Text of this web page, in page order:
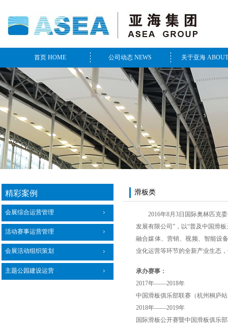
首页 HOME 公司动态 NEWS 关于亚海
滑板类
精彩案例
2016年8月3日国际奥林匹克
发展有限公司”，以“普及中国滑
融合媒体、营销、视频、智能设
业化运营等环节的全新产业生态，
承办赛事：
2017年——2018年
中国滑板俱乐部联赛（杭州桐庐
2018年——2019年
国际滑板公开赛暨中国滑板俱乐
会展综合运营管理
活动赛事运营管理
会展活动组织策划
主题公园建设运营